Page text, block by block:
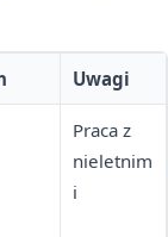
Uwagi
Praca z
nieletnim
i